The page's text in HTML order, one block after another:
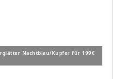
Nachtblau/Kupfer für 199€